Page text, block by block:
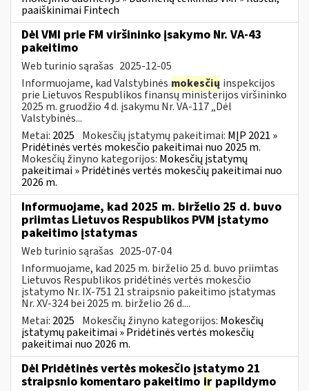
paaiškinimai Fintech
Dėl VMI prie FM viršininko įsakymo Nr. VA-43
pakeitimo
Web turinio sąrašas 2025-12-05
Informuojame, kad Valstybinės mokesčių inspekcijos
prie Lietuvos Respublikos finansų ministerijos viršininko
2025 m. gruodžio 4 d. įsakymu Nr. VA-117 „Dėl
Valstybinės...
Metai: 2025 Mokesčių įstatymų pakeitimai: MĮP 2021 »
Pridėtinės vertės mokesčio pakeitimai nuo 2025 m.
Mokesčių žinyno kategorijos: Mokesčių įstatymų
pakeitimai » Pridėtinės vertės mokesčių pakeitimai nuo
2026 m.
Informuojame, kad 2025 m. birželio 25 d. buvo
priimtas Lietuvos Respublikos PVM įstatymo
pakeitimo įstatymas
Web turinio sąrašas 2025-07-04
Informuojame, kad 2025 m. birželio 25 d. buvo priimtas
Lietuvos Respublikos pridėtinės vertės mokesčio
įstatymo Nr. IX-751 21 straipsnio pakeitimo įstatymas
Nr. XV-324 bei 2025 m. birželio 26 d....
Metai: 2025 Mokesčių žinyno kategorijos: Mokesčių
įstatymų pakeitimai » Pridėtinės vertės mokesčių
pakeitimai nuo 2026 m.
Dėl Pridėtinės vertės mokesčio įstatymo 21
straipsnio komentaro pakeitimo ir papildymo